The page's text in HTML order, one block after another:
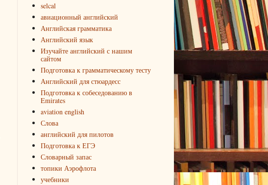
selcal
авиационный английский
Английская грамматика
Английский язык
Изучайте английский с нашим
сайтом
Подготовка к грамматическому тесту
Английский для стюардесс
Подготовка к собеседованию в
Emirates
aviation english
Слова
английский для пилотов
Подготовка к ЕГЭ
Словарный запас
топики Аэрофлота
учебники